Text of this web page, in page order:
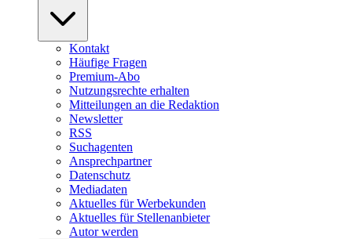
Kontakt
Häufige Fragen
Premium-Abo
Nutzungsrechte erhalten
Mitteilungen an die Redaktion
Newsletter
RSS
Suchagenten
Ansprechpartner
Datenschutz
Mediadaten
Aktuelles für Werbekunden
Aktuelles für Stellenanbieter
Autor werden